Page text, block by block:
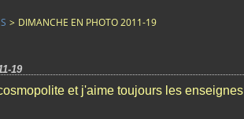
> DIMANCHE EN PHOTO 2011-19
19
et j'aime toujours les enseignes